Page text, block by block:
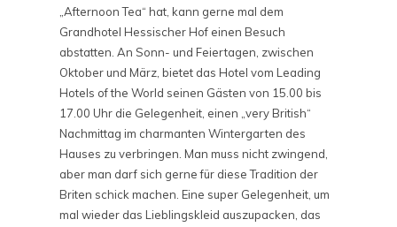
„Afternoon Tea“ hat, kann gerne mal dem
Grandhotel Hessischer Hof einen Besuch
abstatten. An Sonn- und Feiertagen, zwischen
Oktober und März, bietet das Hotel vom Leading
Hotels of the World seinen Gästen von 15.00 bis
17.00 Uhr die Gelegenheit, einen „very British“
Nachmittag im charmanten Wintergarten des
Hauses zu verbringen. Man muss nicht zwingend,
aber man darf sich gerne für diese Tradition der
Briten schick machen. Eine super Gelegenheit, um
mal wieder das Lieblingskleid auszupacken, das